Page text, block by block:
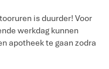
is duurder! Voor
werkdag kunnen
apotheek te gaan zodra